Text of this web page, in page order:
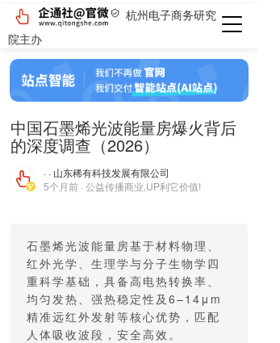
杭州电子商务研究
院主办
中国石墨烯光波能量房爆火背后
的深度调查（2026）
· · 山东稀有科技发展有限公司
5个月前 · 公益传播商业,UP利它价值!
石墨烯光波能量房基于材料物理、
红外光学、生理学与分子生物学四
重科学基础，具备高电热转换率、
均匀发热、强热稳定性及6–14μm
精准远红外发射等核心优势，匹配
人体吸收波段，安全高效。